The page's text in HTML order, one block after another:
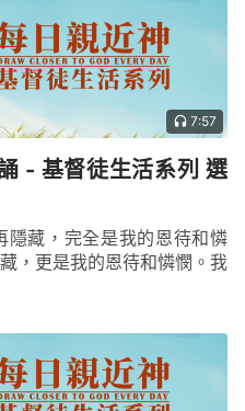
定了他們的命運，他們頑
任何的成果，他們的剛硬
因為他們對天上之神的信
惑才是他們對神真正的
主耶穌身上的釘痕，他
局只能用「竹籃打水——
對多馬説的話也是在明
主耶穌就是當初在人中間
他雖然釘過十字架，經過
他的方方面面絲毫没有
，雖然他復活從墳墓裏走
了解以及他對人的心意
在告訴人他從十字架上走
7:57
- 基督徒生活系列 選
隱藏，完全是我的恩待和憐
，更是我的恩待和憐憫。我